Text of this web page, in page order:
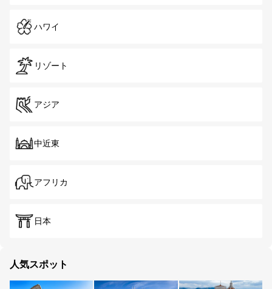
ハワイ
リゾート
アジア
中近東
アフリカ
日本
人気スポット